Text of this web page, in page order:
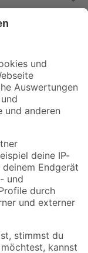
verpassen!